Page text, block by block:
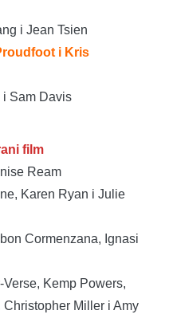
i Jean Tsien
i Kris
i Sam Davis
film
Ream
Karen Ryan i Julie
Cormenzana, Ignasi
Kemp Powers,
Miller i Amy